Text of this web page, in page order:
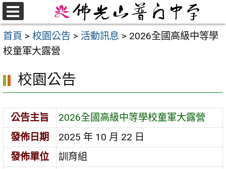
跳
至
主
要
首頁 > 校園公告 > 活動訊息 > 2026全國高級中等學
校童軍大露營
校園公告
公告主旨
2026全國高級中等學校童軍大露營
發佈日期
2025 年 10 月 22 日
發佈單位
訓育組
選
單